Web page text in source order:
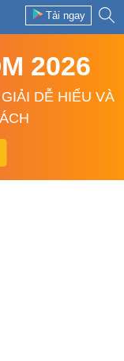
Tải ngay
2026
DỄ HIỂU VÀ